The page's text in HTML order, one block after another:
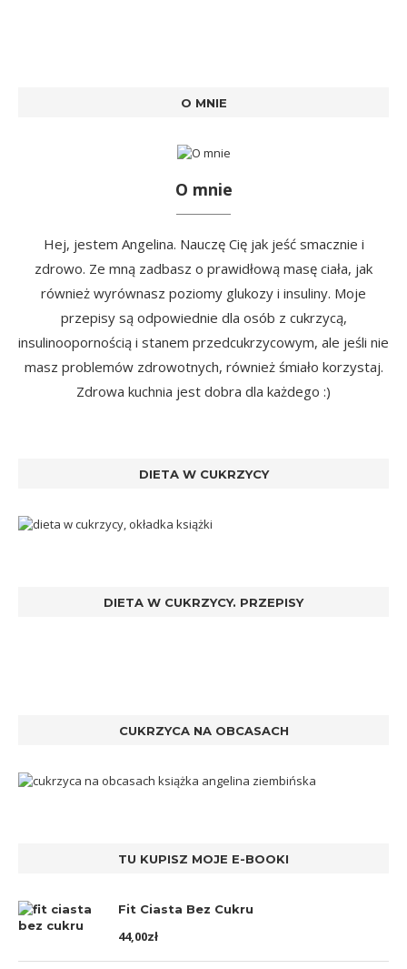
O MNIE
O mnie
Hej, jestem Angelina. Nauczę Cię jak jeść smacznie i
zdrowo. Ze mną zadbasz o prawidłową masę ciała, jak
również wyrównasz poziomy glukozy i insuliny. Moje
przepisy są odpowiednie dla osób z cukrzycą,
insulinoopornością i stanem przedcukrzycowym, ale jeśli nie
masz problemów zdrowotnych, również śmiało korzystaj.
Zdrowa kuchnia jest dobra dla każdego :)
DIETA W CUKRZYCY
DIETA W CUKRZYCY. PRZEPISY
CUKRZYCA NA OBCASACH
TU KUPISZ MOJE E-BOOKI
Fit Ciasta Bez Cukru
44,00zł